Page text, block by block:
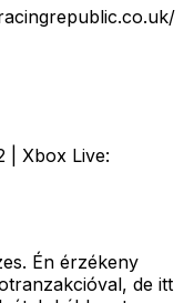
| Xbox Live:
Én érzékeny
de itt